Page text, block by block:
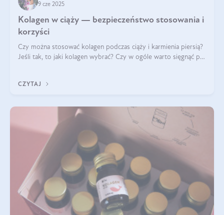
9 cze 2025
Kolagen w ciąży — bezpieczeństwo stosowania i
korzyści
Czy można stosować kolagen podczas ciąży i karmienia piersią?
Jeśli tak, to jaki kolagen wybrać? Czy w ogóle warto sięgnąć po
CZYTAJ